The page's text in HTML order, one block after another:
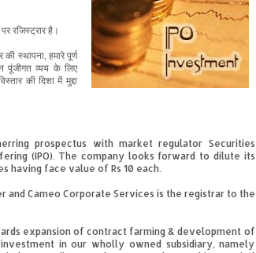
पर रजिस्ट्रार है।
की स्थापना, हमारे पूर्ण
पूंजीगत व्यय के लिए
की दिशा में मुद्दा
prospectus with market regulator Securities
(IPO). The company looks forward to dilute its
having face value of Rs 10 each.
and Cameo Corporate Services is the registrar to the
expansion of contract farming & development of
in our wholly owned subsidiary, namely